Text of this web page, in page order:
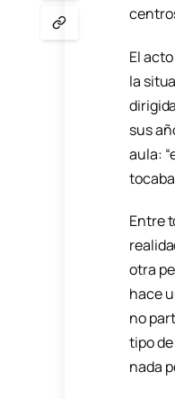
El
la
sus
aula:
Entre
otra
hace
no
tipo
nada